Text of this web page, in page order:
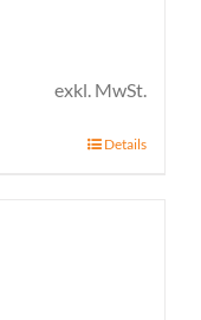
exkl. MwSt.
Details